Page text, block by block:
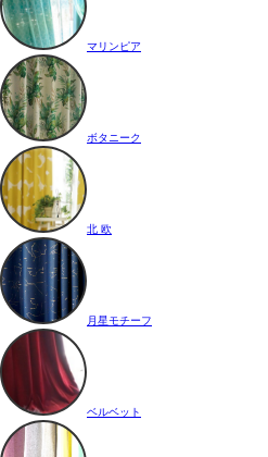
マリンピア
ボタニーク
北 欧
月星モチーフ
ベルベット